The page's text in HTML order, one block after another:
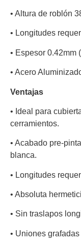
• Altura de roblón
• Longitudes
• Espesor 0.42mm
• Acero
Ventajas
• Ideal para
cerramientos.
• Acabado pre-
blanca.
• Longitudes
• Absoluta
• Sin traslapos
• Uniones